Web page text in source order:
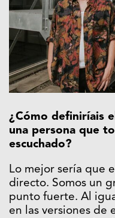
¿Cómo definiríais
una persona que
escuchado?
Lo mejor sería que
directo. Somos un
punto fuerte. Al
en las versiones de